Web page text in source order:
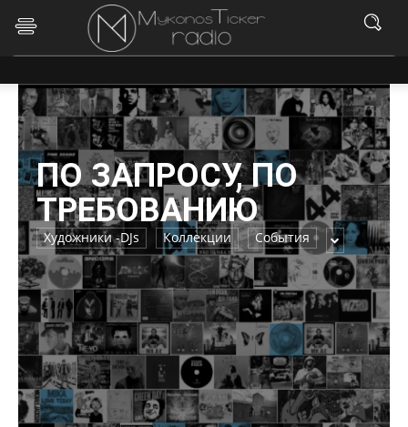
ПО ЗАПРОСУ, ПО
ТРЕБОВАНИЮ
Художники -DJs Коллекции События